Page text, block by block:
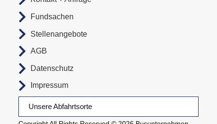
Unsere Abfahrtsorte
Fundsachen
Stellenangebote
AGB
Datenschutz
Impressum